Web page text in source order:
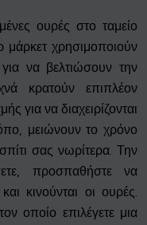
ουρές στο ταμείο
μάρκετ χρησιμοποιούν
να βελτιώσουν την
κρατούν επιπλέον
για να διαχειρίζονται
μειώνουν το χρόνο
σας νωρίτερα. Την
προσπαθήστε να
κινούνται οι ουρές.
οποίο επιλέγετε μια